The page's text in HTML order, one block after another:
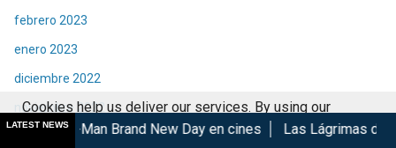
febrero 2023
enero 2023
diciembre 2022
noviembre 2022
octubre 2022
LATEST NEWS
New Day en cines Las Lágrimas de Bael gana en el
Cookies help us deliver our services. By using our
services, you agree to our use of cookies.
Got it